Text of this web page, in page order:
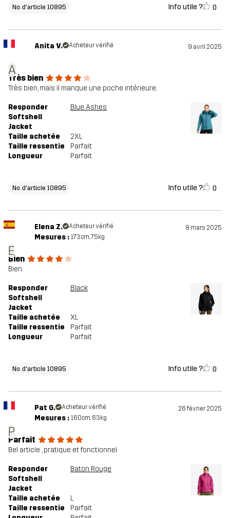
No. d'article 10895 Info utile ? 0
A
Anita V. Acheteur vérifié 9 avril 2025
Très bien
Très bien, mais il manque une poche intérieure.
Responder
Softshell
Jacket
Blue Ashes
Taille achetée
2XL
Taille ressentie
Parfait
Longueur
Parfait
No. d'article 10895 Info utile ? 0
E
Elena Z. Acheteur vérifié 8 mars 2025
Mesures : 173cm, 75kg
Bien
Bien
Responder
Softshell
Jacket
Black
Taille achetée
XL
Taille ressentie
Parfait
Longueur
Parfait
No. d'article 10895 Info utile ? 0
P
Pat G. Acheteur vérifié 26 février 2025
Mesures : 160cm, 63kg
Parfait
Bel article , pratique et fonctionnel
Responder
Softshell
Jacket
Baton Rouge
Taille achetée
L
Taille ressentie
Parfait